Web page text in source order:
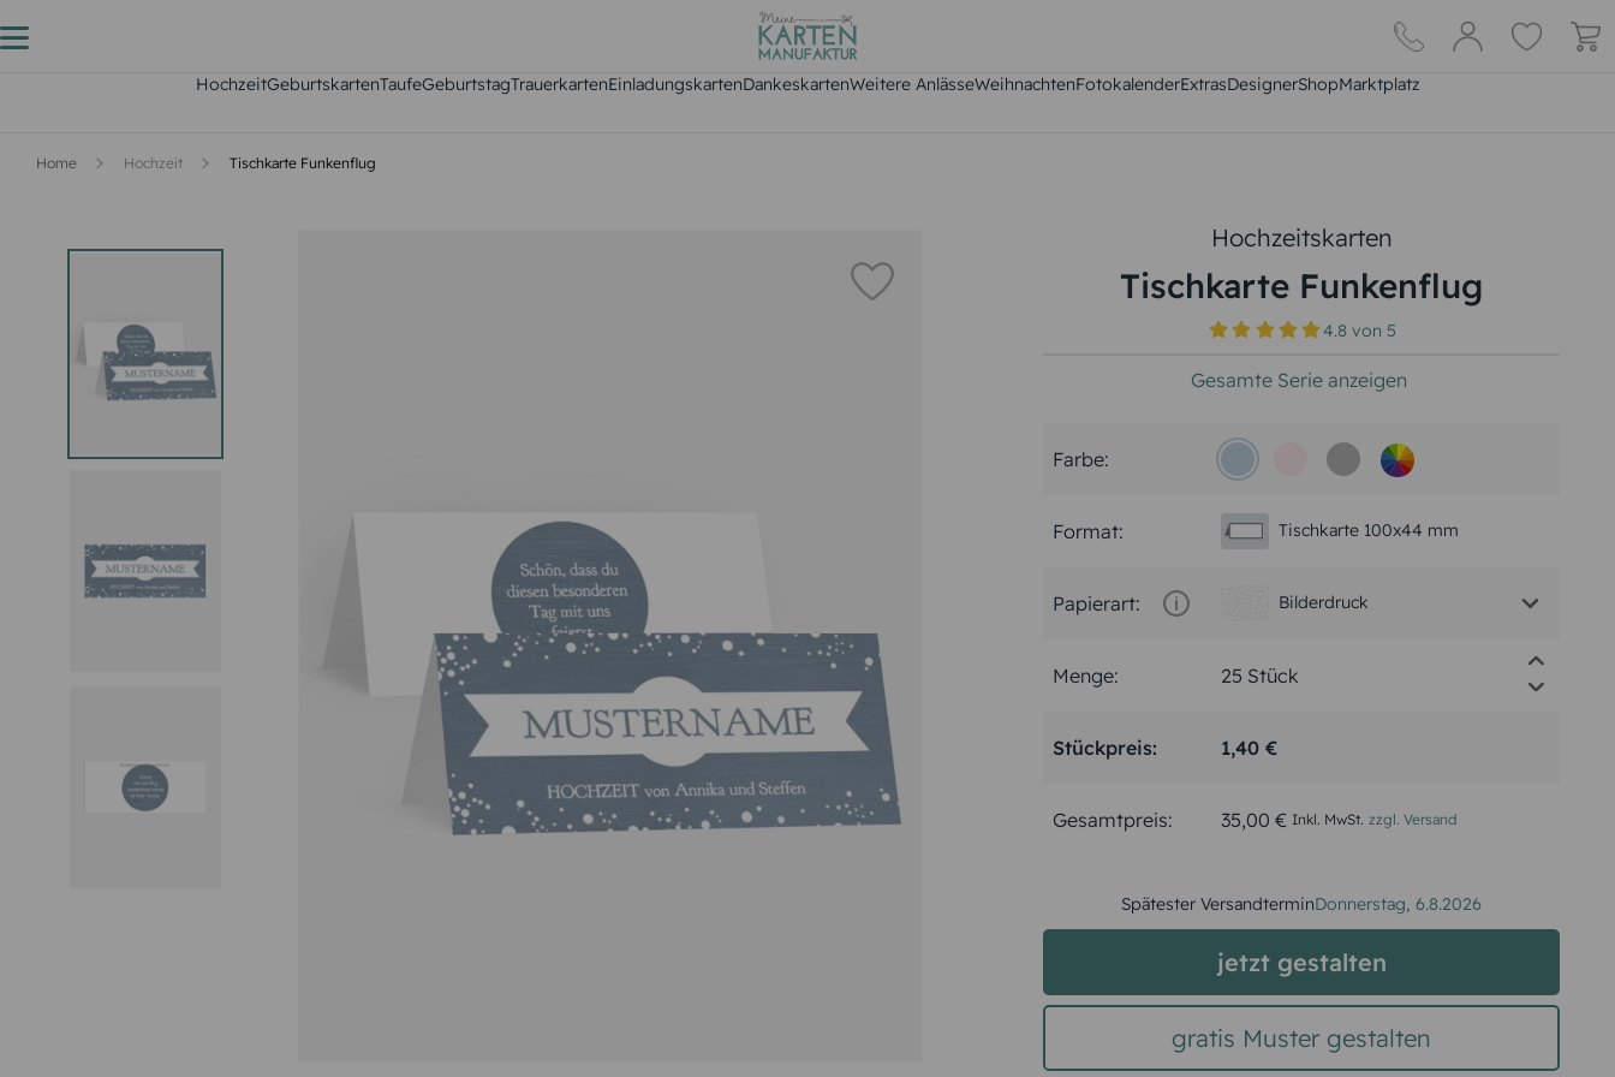
HochzeitGeburtskartenTaufeGeburtstagTrauerkartenEinladungskartenDankeskartenWeitere AnlässeWeihnachtenFotokalenderExtrasDesignerShopMarktplatz
Home Hochzeit Tischkarte Funkenflug
Hochzeitskarten
Tischkarte Funkenflug
4.8von 5
Gesamte Serie anzeigen
Farbe:
Format: Tischkarte 100x44 mm
Papierart: Bilderdruck
Menge:
Stückpreis: 1,40 €
Gesamtpreis: 35,00 € Inkl. MwSt. zzgl. Versand
Spätester VersandterminDonnerstag, 6.8.2026
jetzt gestalten
gratis Muster gestalten